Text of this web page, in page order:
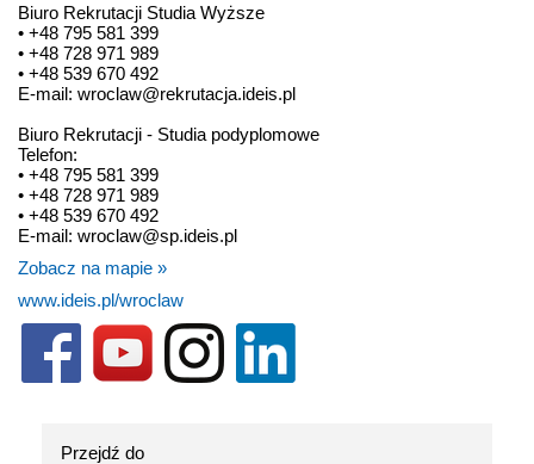
Biuro Rekrutacji Studia Wyższe
• +48 795 581 399
• +48 728 971 989
• +48 539 670 492
E-mail: wroclaw@rekrutacja.ideis.pl
Biuro Rekrutacji - Studia podyplomowe
Telefon:
• +48 795 581 399
• +48 728 971 989
• +48 539 670 492
E-mail: wroclaw@sp.ideis.pl
Zobacz na mapie »
www.ideis.pl/wroclaw
Przejdź do